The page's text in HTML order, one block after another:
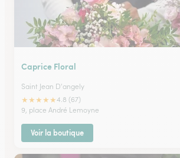
Caprice Floral
Saint Jean D'angely
★★★★★4.8 (67)
9, place André Lemoyne
Voir la boutique